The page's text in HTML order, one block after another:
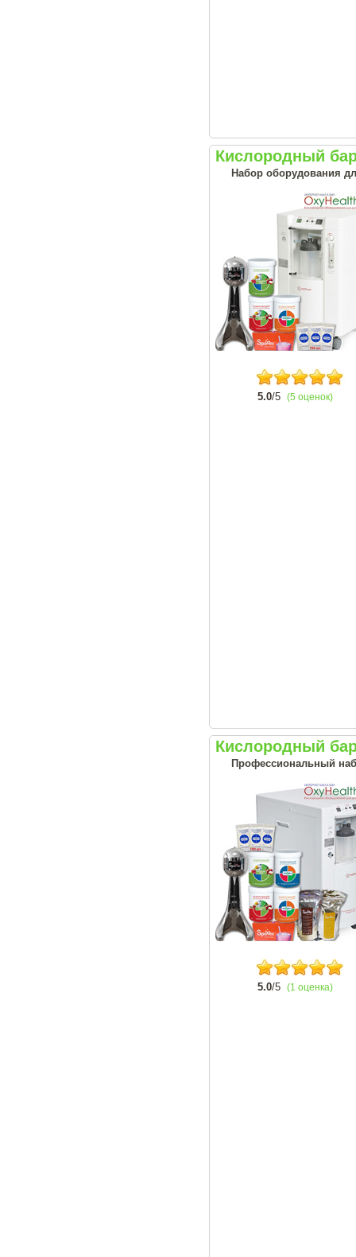
Кислородный
Набор оборудования
5.0/5 (5 оценок)
Кислородный
Профессиональный
5.0/5 (1 оценка)